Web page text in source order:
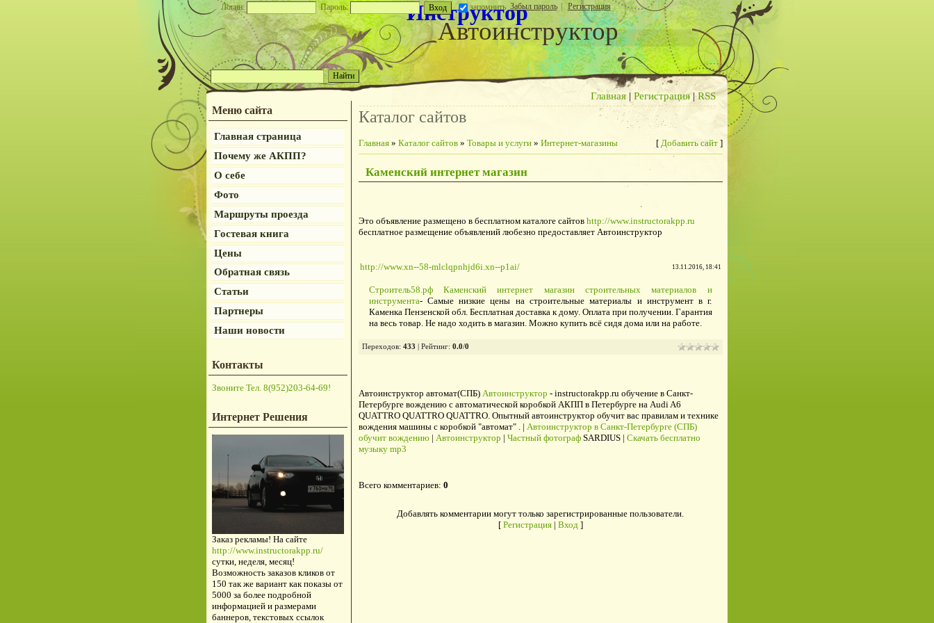
Логин: Пароль: запомнить Забыл пароль | Регистрация
Автоинструктор
Инструктор
Главная| Регистрация|RSS
Меню сайта
Главная страница
Почему же АКПП?
О себе
Фото
Маршруты проезда
Гостевая книга
Цены
Обратная связь
Статьи
Партнеры
Наши новости
Контакты
Звоните Тел. 8(952)203-64-69!
Интернет Решения
Заказ рекламы! На сайте
http://www.instructorakpp.ru/
сутки, неделя, месяц!
Возможность заказов кликов от
150 так же вариант как показы от
5000 за более подробной
информацией и размерами
баннеров, текстовых ссылок
Каталог сайтов
Главная» Каталог сайтов» Товары и услуги» Интернет-магазины [ Добавить сайт]
Каменский интернет магазин
Это объявление размещено в бесплатном каталоге сайтов http://www.instructorakpp.ru
бесплатное размещение объявлений любезно предоставляет Автоинструктор
http://www.xn--58-mlclqpnhjd6i.xn--p1ai/ 13.11.2016, 18:41
Строитель58.рф Каменский интернет магазин строительных материалов и
инструмента- Самые низкие цены на строительные материалы и инструмент в г.
Каменка Пензенской обл. Бесплатная доставка к дому. Оплата при получении. Гарантия
на весь товар. Не надо ходить в магазин. Можно купить всё сидя дома или на работе.
Переходов: 433 Рейтинг: 0.0/0
Автоинструктор автомат(СПБ) Автоинструктор - instructorakpp.ru обучение в Санкт-
Петербурге вождению с автоматической коробкой АКПП в Петербурге на Audi A6
QUATTRO QUATTRO QUATTRO. Опытный автоинструктор обучит вас правилам и технике
вождения машины с коробкой "автомат" . | Автоинструктор в Санкт-Петербурге (СПБ)
обучит вождению| Автоинструктор | Частный фотографSARDIUS | Скачать бесплатно
музыку mp3
Всего комментариев: 0
Добавлять комментарии могут только зарегистрированные пользователи.
[ Регистрация| Вход]